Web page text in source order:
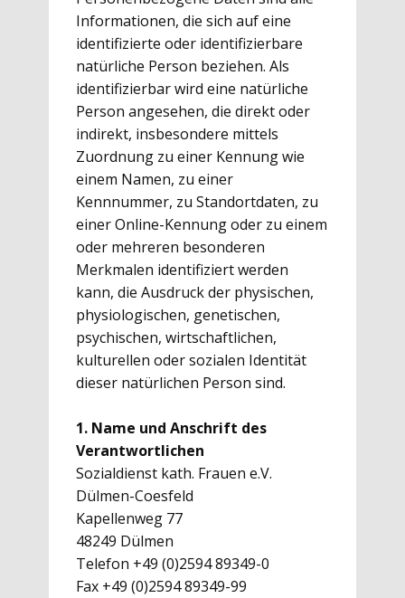
Informationen, die sich auf eine
identifizierte oder identifizierbare
natürliche Person beziehen. Als
identifizierbar wird eine natürliche
Person angesehen, die direkt oder
indirekt, insbesondere mittels
Zuordnung zu einer Kennung wie
einem Namen, zu einer
Kennnummer, zu Standortdaten, zu
einer Online-Kennung oder zu einem
oder mehreren besonderen
Merkmalen identifiziert werden
kann, die Ausdruck der physischen,
physiologischen, genetischen,
psychischen, wirtschaftlichen,
kulturellen oder sozialen Identität
dieser natürlichen Person sind.
1. Name und Anschrift des
Verantwortlichen
Sozialdienst kath. Frauen e.V.
Dülmen-Coesfeld
Kapellenweg 77
48249 Dülmen
Telefon +49 (0)2594 89349-0
Fax +49 (0)2594 89349-99